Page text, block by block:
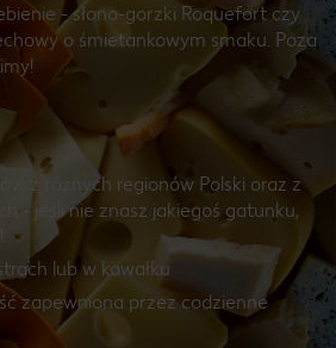
- słono-gorzki Roquefort czy
o śmietankowym smaku. Poza
z różnych regionów Polski oraz z
- jeśli nie znasz jakiegoś gatunku,
lub w kawałku
zapewniona przez codzienne